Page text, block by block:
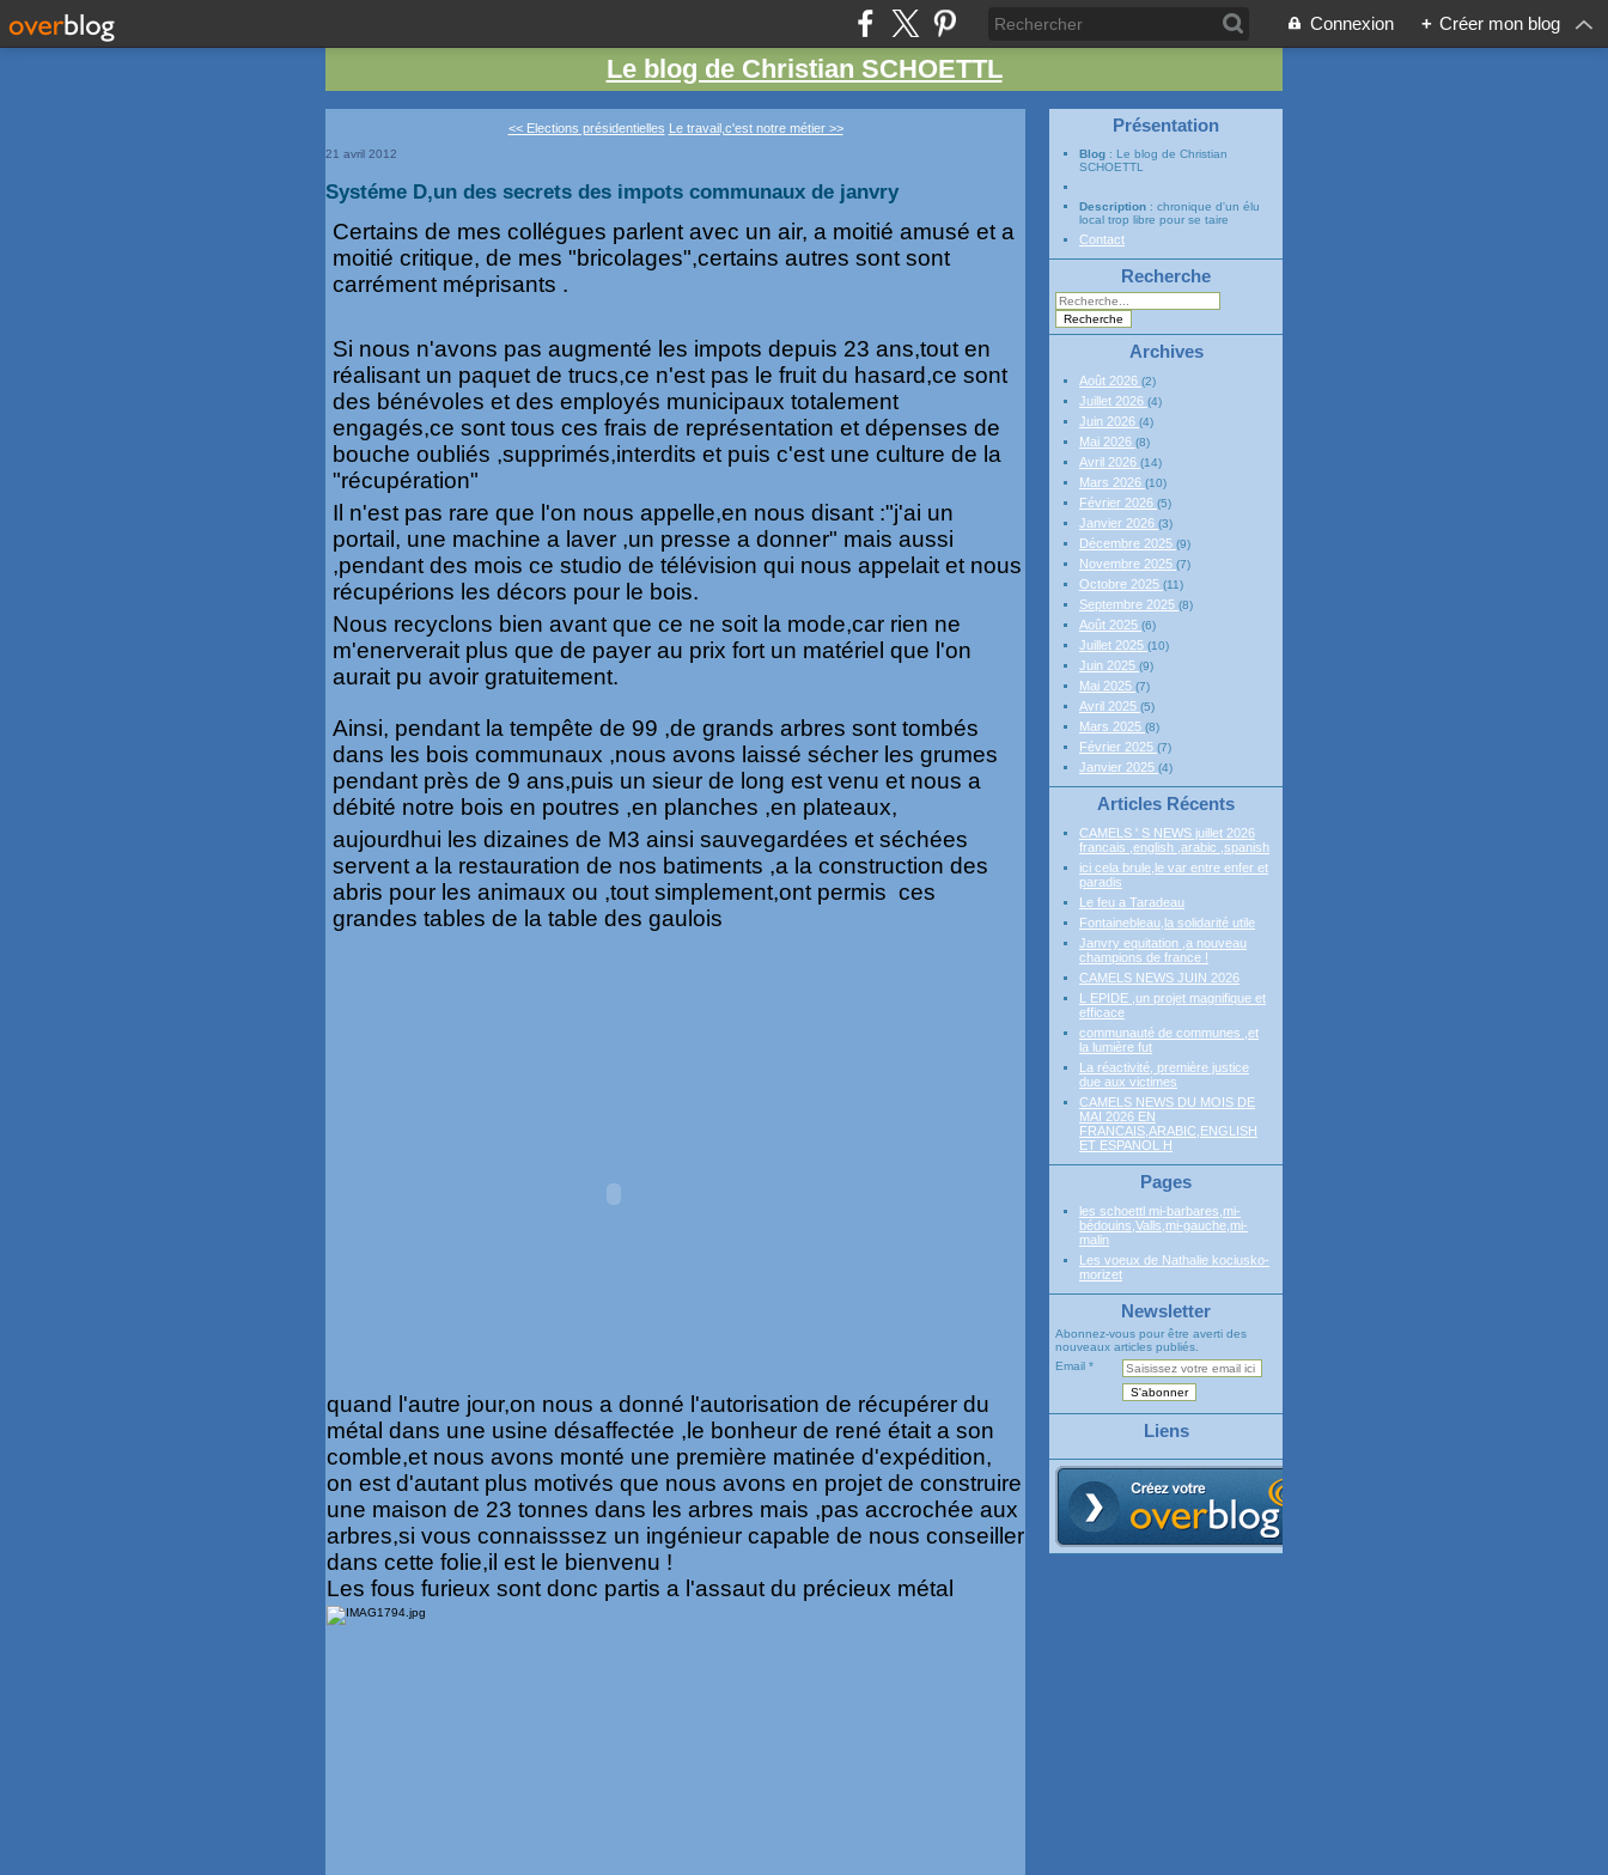
Connexion + Créer mon blog
Le blog de Christian SCHOETTL
<< Elections présidentielles Le travail,c'est notre métier >>
21 avril 2012
Systéme D,un des secrets des impots communaux de janvry
Certains de mes collégues parlent avec un air, a moitié amusé et a
moitié critique, de mes "bricolages",certains autres sont sont
carrément méprisants .
Si nous n'avons pas augmenté les impots depuis 23 ans,tout en
réalisant un paquet de trucs,ce n'est pas le fruit du hasard,ce sont
des bénévoles et des employés municipaux totalement
engagés,ce sont tous ces frais de représentation et dépenses de
bouche oubliés ,supprimés,interdits et puis c'est une culture de la
"récupération"
Il n'est pas rare que l'on nous appelle,en nous disant :"j'ai un
portail, une machine a laver ,un presse a donner" mais aussi
,pendant des mois ce studio de télévision qui nous appelait et nous
récupérions les décors pour le bois.
Nous recyclons bien avant que ce ne soit la mode,car rien ne
m'enerverait plus que de payer au prix fort un matériel que l'on
aurait pu avoir gratuitement.
Ainsi, pendant la tempête de 99 ,de grands arbres sont tombés
dans les bois communaux ,nous avons laissé sécher les grumes
pendant près de 9 ans,puis un sieur de long est venu et nous a
débité notre bois en poutres ,en planches ,en plateaux,
aujourdhui les dizaines de M3 ainsi sauvegardées et séchées
servent a la restauration de nos batiments ,a la construction des
abris pour les animaux ou ,tout simplement,ont permis ces
grandes tables de la table des gaulois
quand l'autre jour,on nous a donné l'autorisation de récupérer du
métal dans une usine désaffectée ,le bonheur de rené était a son
comble,et nous avons monté une première matinée d'expédition,
on est d'autant plus motivés que nous avons en projet de construire
une maison de 23 tonnes dans les arbres mais ,pas accrochée aux
arbres,si vous connaisssez un ingénieur capable de nous conseiller
dans cette folie,il est le bienvenu !
Les fous furieux sont donc partis a l'assaut du précieux métal
Présentation
Blog : Le blog de Christian
SCHOETTL
Description : chronique d'un élu
local trop libre pour se taire
Contact
Recherche
Archives
Août 2026 (2)
Juillet 2026 (4)
Juin 2026 (4)
Mai 2026 (8)
Avril 2026 (14)
Mars 2026 (10)
Février 2026 (5)
Janvier 2026 (3)
Décembre 2025 (9)
Novembre 2025 (7)
Octobre 2025 (11)
Septembre 2025 (8)
Août 2025 (6)
Juillet 2025 (10)
Juin 2025 (9)
Mai 2025 (7)
Avril 2025 (5)
Mars 2025 (8)
Février 2025 (7)
Janvier 2025 (4)
Articles Récents
CAMELS ' S NEWS juillet 2026
francais ,english ,arabic ,spanish
ici cela brule,le var entre enfer et
paradis
Le feu a Taradeau
Fontainebleau,la solidarité utile
Janvry equitation ,a nouveau
champions de france !
CAMELS NEWS JUIN 2026
L EPIDE ,un projet magnifique et
efficace
communauté de communes ,et
la lumière fut
La réactivité, première justice
due aux victimes
CAMELS NEWS DU MOIS DE
MAI 2026 EN
FRANCAIS,ARABIC,ENGLISH
ET ESPANOL H
Pages
les schoettl mi-barbares,mi-
bédouins,Valls,mi-gauche,mi-
malin
Les voeux de Nathalie kociusko-
morizet
Newsletter
Abonnez-vous pour être averti des
nouveaux articles publiés.
Email
Liens